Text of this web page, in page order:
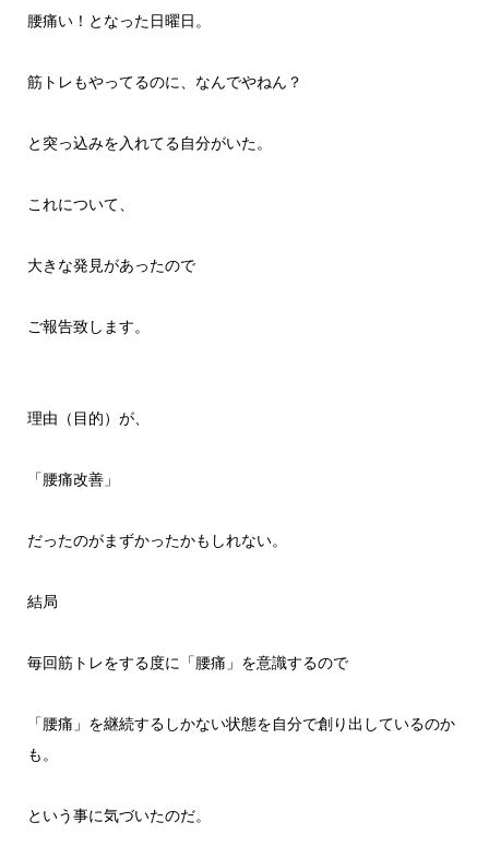
腰痛い！となった日曜日。
筋トレもやってるのに、なんでやねん？
と突っ込みを入れてる自分がいた。
これについて、
大きな発見があったので
ご報告致します。
理由（目的）が、
「腰痛改善」
だったのがまずかったかもしれない。
結局
毎回筋トレをする度に「腰痛」を意識するので
「腰痛」を継続するしかない状態を自分で創り出しているのか
も。
という事に気づいたのだ。